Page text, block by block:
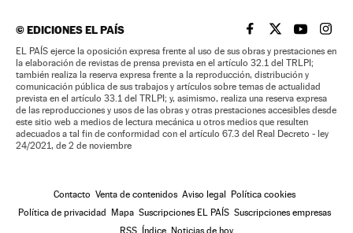
©EDICIONES EL PAÍS EL PAÍS BRASIL EN
EL PAÍSEL PAÍS
EL
EL PAÍS ejerce la oposición expresa frente al uso de sus obras y prestaciones en
la elaboración de revistas de prensa prevista en el artículo 32.1 del TRLPI;
también realiza la reserva expresa frente a la reproducción, distribución y
comunicación pública de sus trabajos y artículos sobre temas de actualidad
prevista en el artículo 33.1 del TRLPI; y, asimismo, realiza una reserva expresa
de las reproducciones y usos de las obras y otras prestaciones accesibles desde
este sitio web a medios de lectura mecánica u otros medios que resulten
adecuados a tal fin de conformidad con el artículo 67.3 del Real Decreto - ley
24/2021, de 2 de noviembre
Contacto Venta de contenidos Aviso legal Política cookies
Política de privacidad Mapa Suscripciones EL PAÍS Suscripciones empresas
RSS Índice Noticias de hoy